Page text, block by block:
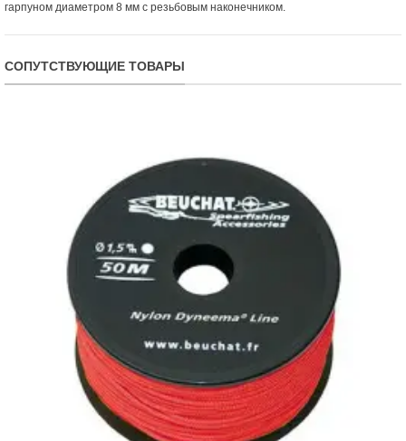
гарпуном диаметром 8 мм с резьбовым наконечником.
СОПУТСТВУЮЩИЕ ТОВАРЫ